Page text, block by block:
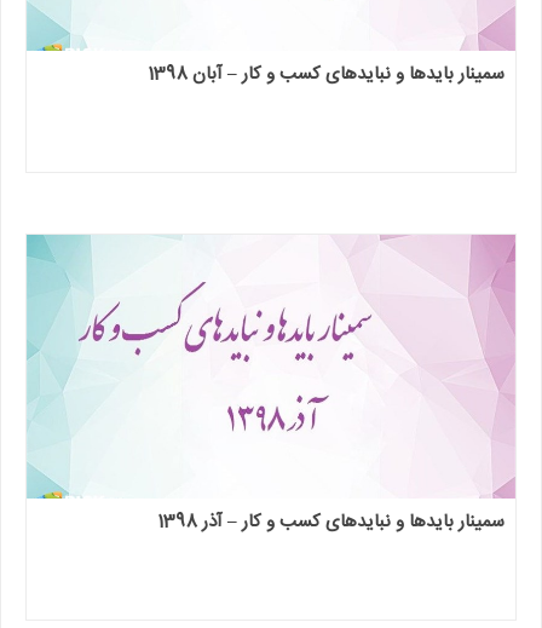
سمینار بایدها و نبایدهای کسب و کار – آبان 1398
سمینار بایدها و نبایدهای کسب و کار – آذر 1398